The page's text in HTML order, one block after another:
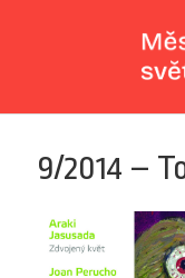
9/2014 –